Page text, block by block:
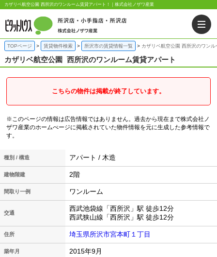
カザリベ航空公園 西所沢のワンルーム賃貸アパート！｜株式会社ノザワ産業
TOPページ 賃貸物件検索 所沢市の賃貸情報一覧 カザリベ航空公園 西所沢のワン
カザリベ航空公園 西所沢のワンルーム賃貸アパート
こちらの物件は掲載が終了しています。
※このページの情報は広告情報ではありません。過去から現在まで株式会社ノ
ザワ産業のホームぺージに掲載されていた物件情報を元に生成した参考情報で
す。
種別 / 構造 アパート / 木造
建物階建 2階
間取り一例 ワンルーム
交通
西武池袋線「西所沢」駅 徒歩12分
西武狭山線「西所沢」駅 徒歩12分
住所 埼玉県所沢市宮本町１丁目
築年月 2015年9月